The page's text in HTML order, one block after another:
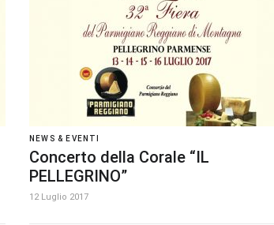
NEWS & EVENTI
Concerto della Corale “IL
PELLEGRINO”
12 Luglio 2017